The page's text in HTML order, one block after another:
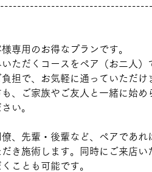
専用のお得なプランです。
ただくコースをペア（お二人）
担で、お気軽に通っていただけ
、ご家族やご友人と一緒に始め
い。
、先輩・後輩など、ペアであれ
き施術します。同時にご来店
ことも可能です。